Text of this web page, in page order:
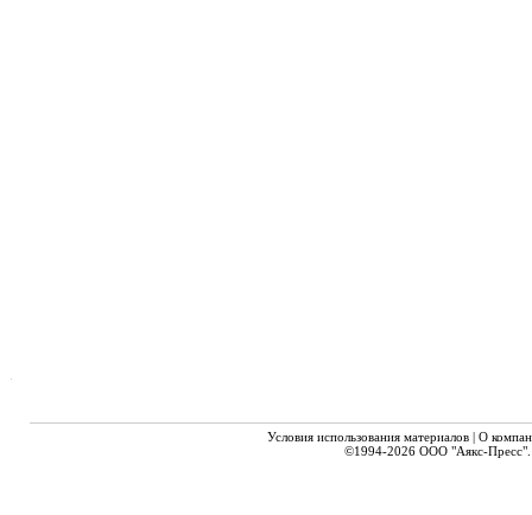
Условия использования материалов| О
©1994-2026 ООО "Аякс-Пресс".